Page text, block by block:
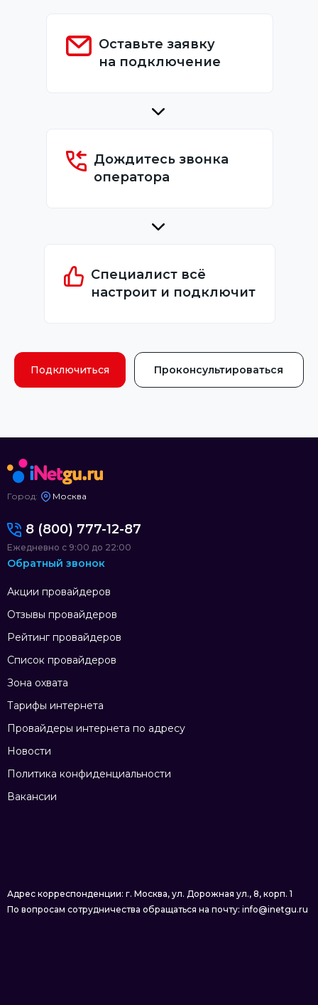
Оставьте заявку
на подключение
Дождитесь звонка
оператора
Специалист всё
настроит и подключит
Подключиться Проконсультироваться
Город: Москва
Акции провайдеров
Отзывы провайдеров
Рейтинг провайдеров
Список провайдеров
Зона охвата
Тарифы интернета
Провайдеры интернета по адресу
Новости
Политика конфиденциальности
Вакансии
8 (800) 777-12-87
Ежедневно с 9:00 до 22:00
Обратный звонок
Адрес корреспонденции: г. Москва, ул. Дорожная ул., 8, корп. 1
По вопросам сотрудничества обращаться на почту: info@inetgu.ru